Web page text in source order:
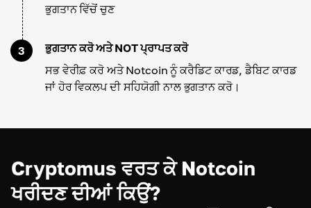
ਭੁਗਤਾਨ ਵਿੱਚੋਂ ਚੁਣ
3
ਭੁਗਤਾਨ ਕਰੋ ਅਤੇ NOT ਪ੍ਰਾਪਤ ਕਰੋ
ਸਭ ਵੇਰੀਫ਼ ਕਰੋ ਅਤੇ Notcoin ਨੂੰ ਕਰੈਡਿਟ ਕਾਰਡ, ਡੈਬਿਟ ਕਾਰਡ
ਜਾਂ ਹੋਰ ਵਿਕਲਪ ਦੀ ਸਹਿਯੋਗੀ ਨਾਲ ਭੁਗਤਾਨ ਕਰੋ।
Cryptomus ਵਰਤ ਕੇ Notcoin
ਖਰੀਦਣ ਦੀਆਂ ਕਿਉਂ?